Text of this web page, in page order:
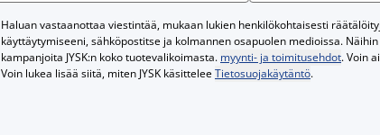
Haluan vastaanottaa viestintää, mukaan lukien henkilökohtaisesti
käyttäytymiseeni, sähköpostitse ja kolmannen osapuolen medioissa.
kampanjoita JYSK:n koko tuotevalikoimasta. myynti- ja toimitusehdot. Voin
Voin lukea lisää siitä, miten JYSK käsitteleeTietosuojakäytäntö.